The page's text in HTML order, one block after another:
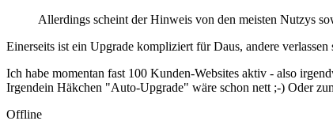
Allerdings scheint der Hinweis von den meisten Nutzys
Einerseits ist ein Upgrade kompliziert für Daus, andere
Ich habe momentan fast 100 Kunden-Websites aktiv - also
Irgendein Häkchen "Auto-Upgrade" wäre schon nett ;-) Oder
Offline